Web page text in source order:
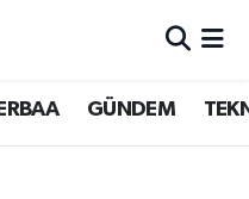
ERBAA GÜNDEM